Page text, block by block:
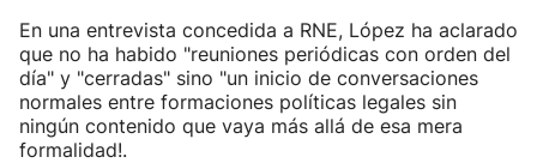
En una entrevista concedida a RNE, López ha aclarado
que no ha habido "reuniones periódicas con orden del
día" y "cerradas" sino "un inicio de conversaciones
normales entre formaciones políticas legales sin
ningún contenido que vaya más allá de esa mera
formalidad!.